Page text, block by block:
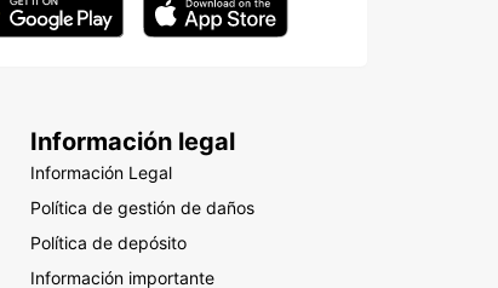
Información legal
Información Legal
Política de gestión de daños
Política de depósito
Información importante